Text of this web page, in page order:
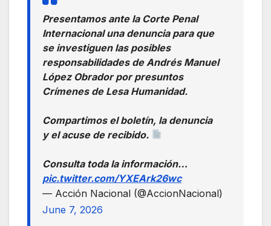
Presentamos ante la Corte Penal
Internacional una denuncia para que
se investiguen las posibles
responsabilidades de Andrés Manuel
López Obrador por presuntos
Crímenes de Lesa Humanidad.
Compartimos el boletín, la denuncia
y el acuse de recibido.
Consulta toda la información…
pic.twitter.com/YXEArk26wc
— Acción Nacional (@AccionNacional)
June 7, 2026